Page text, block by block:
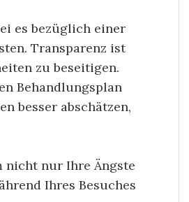
es bezüglich einer
Transparenz ist
zu beseitigen.
Behandlungsplan
besser abschätzen,
nicht nur Ihre Ängste
Ihres Besuches